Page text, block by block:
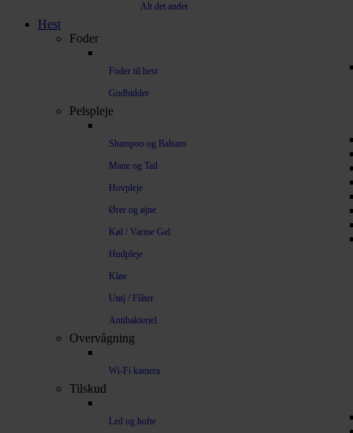
Alt det andet
Hest
Foder
Foder til hest
Godbidder
Pelspleje
Shampoo og Balsam
Mane og Tail
Hovpleje
Ører og øjne
Køl / Varme Gel
Hudpleje
Kløe
Utøj / Flåter
Antibakteriel
Overvågning
Wi-Fi kamera
Tilskud
Led og hofte